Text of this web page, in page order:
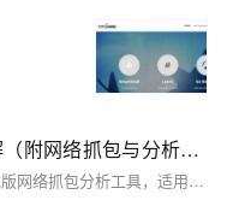
Wireshark-4.4.2-x64安装步骤详解（附网络抓包与分析入门教程）
Wireshark-4.4.2-x64.exe 是 Windows 64位版网络抓包分析工具，适用于运维、开发与安全人员。支持实时捕获、协议解析与过滤分析，需以管理员身份安装并启用Npcap驱动，兼容Win10/Win11。（239字）